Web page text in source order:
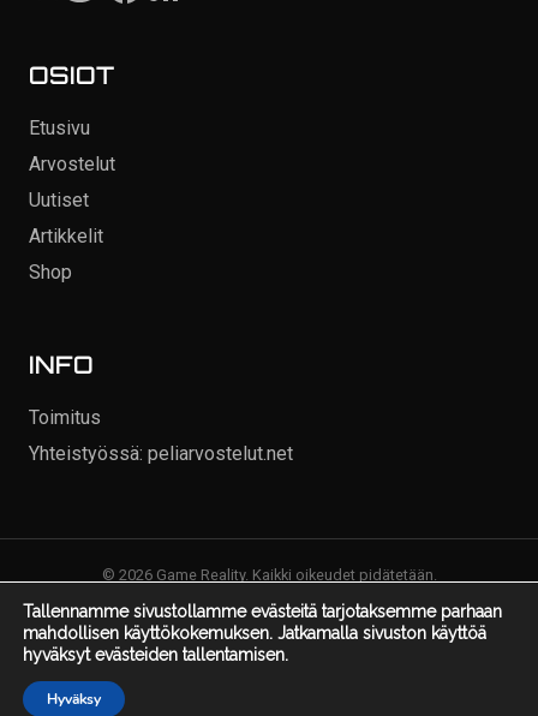
Tallennamme sivustollamme evästeitä tarjotaksemme parhaan
mahdollisen käyttökokemuksen. Jatkamalla sivuston käyttöä
hyväksyt evästeiden tallentamisen.
Hyväksy
OSIOT
Etusivu
Arvostelut
Uutiset
Artikkelit
Shop
INFO
Toimitus
Yhteistyössä: peliarvostelut.net
© 2026 Game Reality. Kaikki oikeudet pidätetään.